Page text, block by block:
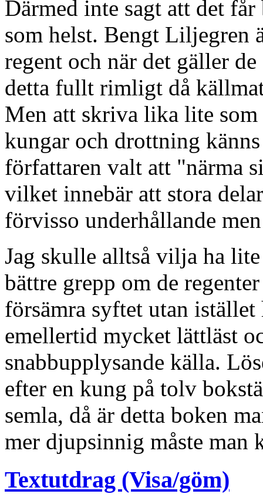
Därmed inte sagt att det
som helst. Bengt Liljegren
regent och när det gäller
detta fullt rimligt då
Men att skriva lika lite
kungar och drottning
författaren valt att "närma
vilket innebär att stora
förvisso underhållande
Jag skulle alltså vilja ha
bättre grepp om de
försämra syftet utan
emellertid mycket lättläst
snabbupplysande källa.
efter en kung på tolv
semla, då är detta boken
mer djupsinnig måste man
Textutdrag (Visa/göm)